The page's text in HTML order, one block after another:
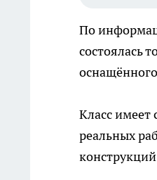
По
состоялась
Класс имеет
реальных